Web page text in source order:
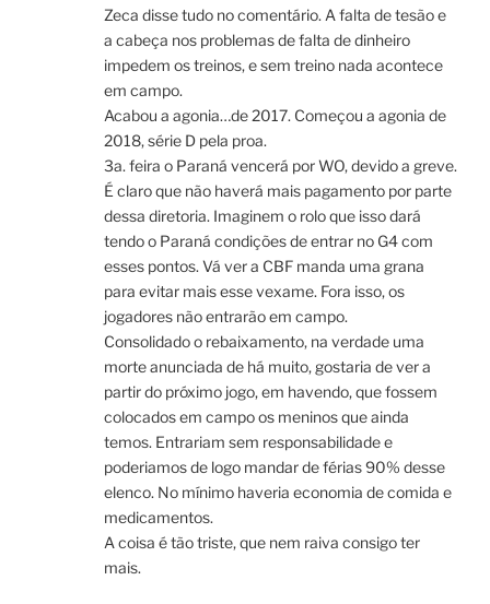
Zeca disse tudo no comentário. A falta de tesão e
a cabeça nos problemas de falta de dinheiro
impedem os treinos, e sem treino nada acontece
em campo.
Acabou a agonia…de 2017. Começou a agonia de
2018, série D pela proa.
3a. feira o Paraná vencerá por WO, devido a greve.
É claro que não haverá mais pagamento por parte
dessa diretoria. Imaginem o rolo que isso dará
tendo o Paraná condições de entrar no G4 com
esses pontos. Vá ver a CBF manda uma grana
para evitar mais esse vexame. Fora isso, os
jogadores não entrarão em campo.
Consolidado o rebaixamento, na verdade uma
morte anunciada de há muito, gostaria de ver a
partir do próximo jogo, em havendo, que fossem
colocados em campo os meninos que ainda
temos. Entrariam sem responsabilidade e
poderiamos de logo mandar de férias 90% desse
elenco. No mínimo haveria economia de comida e
medicamentos.
A coisa é tão triste, que nem raiva consigo ter
mais.